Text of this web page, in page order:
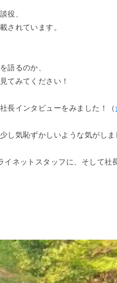
役、
されています。
語るのか、
てみてください！
長インタビューをみました！（
し気恥ずかしいような気がし
ネットスタッフに、そして社